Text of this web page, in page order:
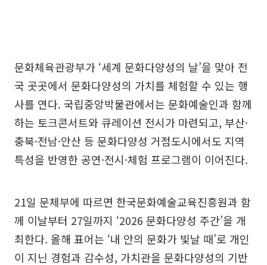
문화체육관광부가 ‘세계 문화다양성의 날’을 맞아 전
국 곳곳에서 문화다양성의 가치를 체험할 수 있는 행
사를 연다. 국립중앙박물관에서는 문화예술인과 함께
하는 토크콘서트와 큐레이션 전시가 마련되고, 부산·
충북·전남·안산 등 문화다양성 거점도시에서도 지역
특성을 반영한 공연·전시·체험 프로그램이 이어진다.
21일 문체부에 따르면 한국문화예술교육진흥원과 함
께 이날부터 27일까지 ‘2026 문화다양성 주간’을 개
최한다. 올해 표어는 ‘내 안의 문화가 빛날 때’로 개인
이 지닌 경험과 감수성, 가치관을 문화다양성의 기반